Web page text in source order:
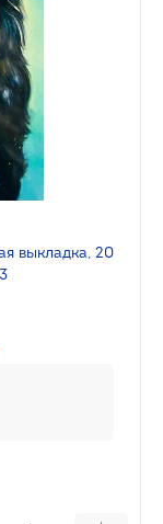
выкладка, 20